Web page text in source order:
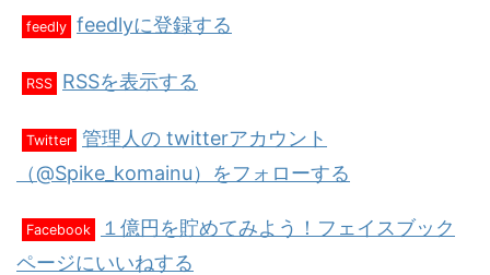
feedly feedlyに登録する
RSS RSSを表示する
Twitter 管理人の twitterアカウント
（@Spike_komainu）をフォローする
Facebook
１億円を貯めてみよう！フェイスブック
ページにいいねする